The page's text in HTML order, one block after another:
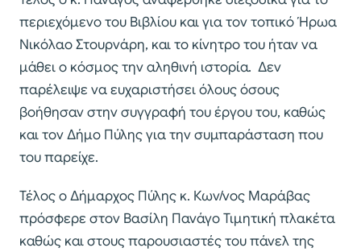
περιεχόμενο του Βιβλίου και για τον τοπικό Ήρωα
Νικόλαο Στουρνάρη, και το κίνητρο του ήταν να
μάθει ο κόσμος την αληθινή ιστορία. Δεν
παρέλειψε να ευχαριστήσει όλους όσους
βοήθησαν στην συγγραφή του έργου του, καθώς
και τον Δήμο Πύλης για την συμπαράσταση που
του παρείχε.
Τέλος ο Δήμαρχος Πύλης κ. Κων/νος Μαράβας
πρόσφερε στον Βασίλη Πανάγο Τιμητική πλακέτα
καθώς και στους παρουσιαστές του πάνελ της